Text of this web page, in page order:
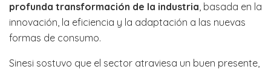
profunda transformación de la industria, basada en la
innovación, la eficiencia y la adaptación a las nuevas
formas de consumo.
Sinesi sostuvo que el sector atraviesa un buen presente,